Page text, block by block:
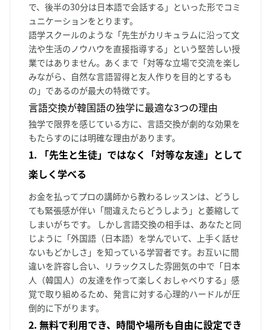
で、後半の30分は日本語で会話する」といった形でコミ
ュニケーションをとります。
語学スクールのような「先生がカリキュラムに沿って文
法や生活のノウハウを直接指導する」という堅苦しい授
業ではありません。あくまで「対等な立場で交流を楽し
みながら、自然な言語習得と友人作りを目的とするも
の」であるのが最大の特徴です。
言語交換が韓国語の独学に最適な3つの理由
独学で限界を感じている方に、言語交換が劇的な効果を
もたらすのには明確な理由があります。
1. 「先生と生徒」ではなく「対等な友達」として
楽しく学べる
お金を払ってプロの講師から教わるレッスンは、どうし
ても緊張感が伴い「間違えたらどうしよう」と萎縮して
しまいがちです。 しかし言語交換の相手は、あなたと同
じように「外国語（日本語）を学んでいて、上手く話せ
ないもどかしさ」を知っている学習者です。お互いに間
違いを許容し合い、リラックスした雰囲気の中で「日本
人（韓国人）の友達を作って楽しくおしゃべりする」感
覚で取り組めるため、発言に対する心理的ハードルが圧
倒的に下がります。
2. 無料で利用でき、時間や場所も自由に設定でき